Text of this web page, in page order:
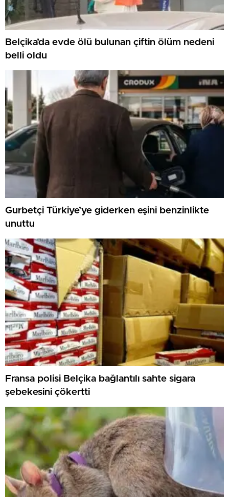
Belçika’da evde ölü bulunan çiftin ölüm nedeni
belli oldu
Gurbetçi Türkiye’ye giderken eşini benzinlikte
unuttu
Fransa polisi Belçika bağlantılı sahte sigara
şebekesini çökertti